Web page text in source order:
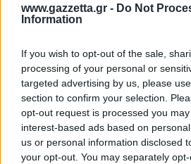
www.gazzetta.gr - Do Not
Information
If you wish to opt-out of the sale,
processing of your personal or
targeted advertising by us, please
section to confirm your selection.
opt-out request is processed you
interest-based ads based on
us or personal information disclosed
your opt-out. You may separately
Bundesliga
Εθνική Ελλάδος
Μουντιάλ 2026
Wyscout Analysis
Ευρώπη
Κόσμος
EuroCup
Basketaki
Eurobasket
CEV Cup
Challenge Cup
Κολύμβηση
Ιστιοπλοΐα
Κωπηλασία
Ξιφασκία
Σκοποβολή
Πάλη
Τεχνολογία
Υγεία
Showbiz
Παναγιώτης Δαλαταριώφ
Αντώνης Καλκαβούρας
Αντώνης Καρπετόπουλος
Δημήτρης Κατσιώνης
Γιώργος Κούβαρης
Κώστας Νικολακόπουλος
Γιάννης Πάλλας
GMotion WRC
ΑΘΛΗΤΙΚΕΣ ΜΕΤΑΔΟΣΕΙΣ
GWOMEN
ΑΘΛΗΤΙΚΗ ΗΧΩ
ΕΚΠΟΜΠΕΣ
GALACTICOS BY INTERWETTEN
ΟΜΑΔΕΣ
Περιγραφή Στατιστικά
Ολοκληρώθηκε
Φεν
Ερυ
Ερυ